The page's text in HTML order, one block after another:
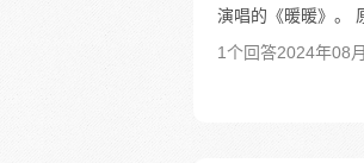
演唱的《暖暖》。
1个回答2024年08